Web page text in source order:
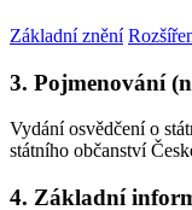
Základní znění
3. Pojmenování
Vydání osvědčení o
státního občanství
4. Základní